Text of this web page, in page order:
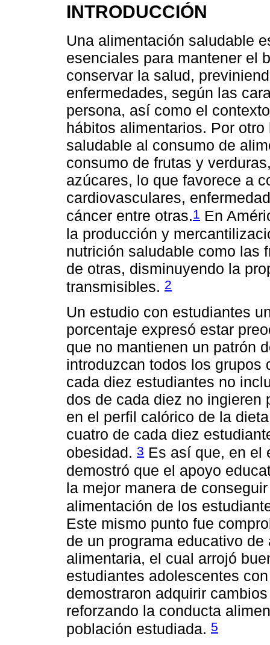
INTRODUCCIÓN
Una alimentación saludable
esenciales para mantener el
conservar la salud,
enfermedades, según las
persona, así como el
hábitos alimentarios. Por
saludable al consumo de
consumo de frutas y
azúcares, lo que favorece a
cardiovasculares,
cáncer entre otras.1 En
la producción y
nutrición saludable como las
de otras, disminuyendo la
transmisibles. 2
Un estudio con estudiantes
porcentaje expresó estar
que no mantienen un patrón
introduzcan todos los grupos
cada diez estudiantes no
dos de cada diez no ingieren
en el perfil calórico de la
cuatro de cada diez
obesidad. 3 Es así que, en el
demostró que el apoyo
la mejor manera de
alimentación de los
Este mismo punto fue
de un programa educativo
alimentaria, el cual arrojó
estudiantes adolescentes
demostraron adquirir
reforzando la conducta
población estudiada. 5